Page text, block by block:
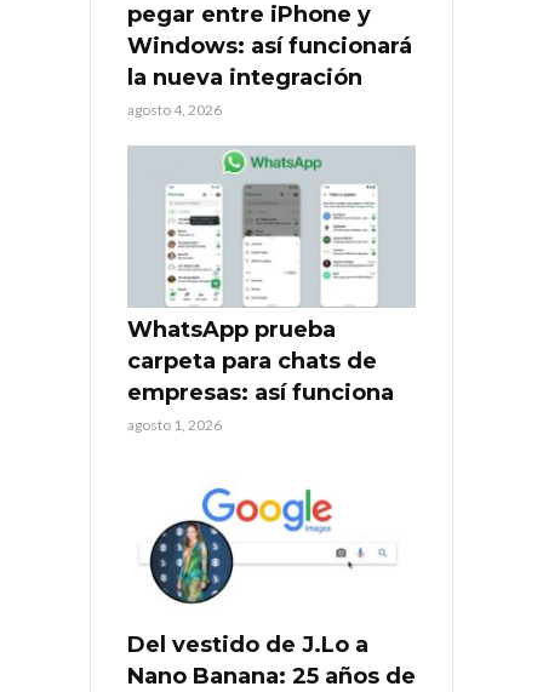
pegar entre iPhone y
Windows: así funcionará
la nueva integración
agosto 4, 2026
WhatsApp prueba
carpeta para chats de
empresas: así funciona
agosto 1, 2026
Del vestido de J.Lo a
Nano Banana: 25 años de